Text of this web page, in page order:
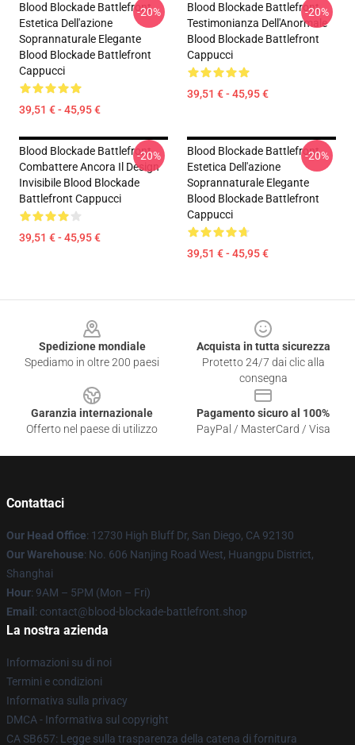
Blood Blockade Battlefront
Estetica Dell'azione
Soprannaturale Elegante
Blood Blockade Battlefront
Cappucci
39,51 € - 45,95 €
-20%
Blood Blockade Battlefront
Testimonianza Dell'Anormale
Blood Blockade Battlefront
Cappucci
39,51 € - 45,95 €
-20%
Blood Blockade Battlefront
Combattere Ancora Il Design
Invisibile Blood Blockade
Battlefront Cappucci
39,51 € - 45,95 €
-20%
Blood Blockade Battlefront
Estetica Dell'azione
Soprannaturale Elegante
Blood Blockade Battlefront
Cappucci
39,51 € - 45,95 €
-20%
Spedizione mondiale
Spediamo in oltre 200 paesi
Acquista in tutta sicurezza
Protetto 24/7 dai clic alla
consegna
Garanzia internazionale
Offerto nel paese di utilizzo
Pagamento sicuro al 100%
PayPal / MasterCard / Visa
Contattaci
Our Head Office: 12730 High Bluff Dr, San Diego, CA 92130
Our Warehouse: No. 606 Nanjing Road West, Huangpu District,
Shanghai
Hour: 9AM – 5PM (Mon – Fri)
Email : contact@blood-blockade-battlefront.shop
La nostra azienda
Informazioni su di noi
Termini e condizioni
Informativa sulla privacy
DMCA - Informativa sul copyright
CA SB657: Legge sulla trasparenza della catena di fornitura